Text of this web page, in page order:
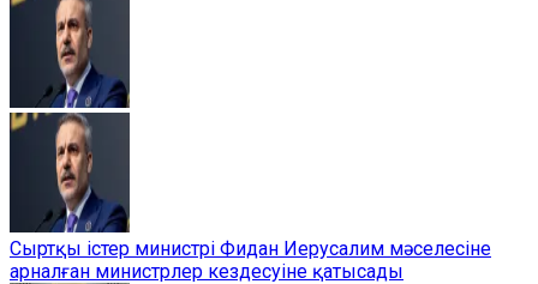
Сыртқы істер министрі Фидан Иерусалим мәселесіне
арналған министрлер кездесуіне қатысады